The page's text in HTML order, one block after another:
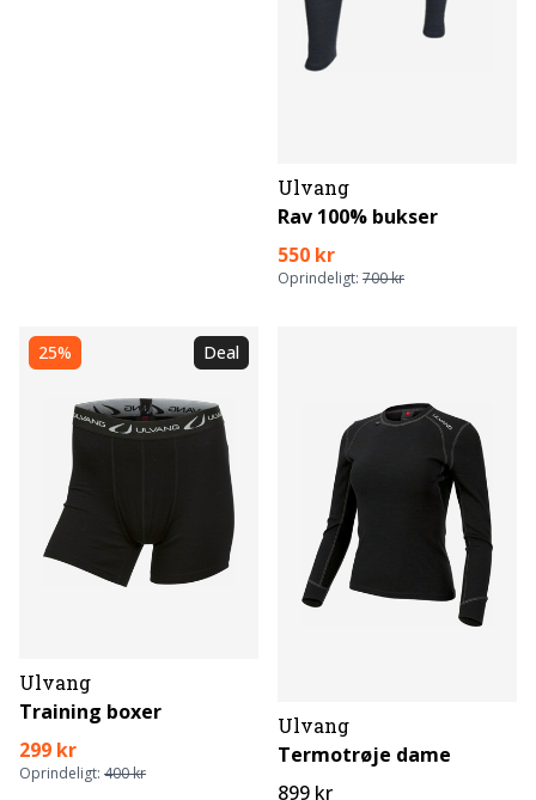
Ulvang
Rav 100% bukser
550 kr
Oprindeligt: 700 kr
25% Deal
Ulvang
Training boxer
299 kr
Oprindeligt: 400 kr
Ulvang
Termotrøje dame
899 kr